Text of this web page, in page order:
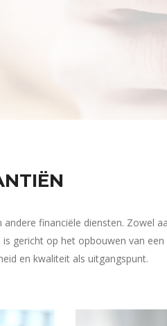
financiële diensten. Zowel
gericht op het opbouwen van
en kwaliteit als uitgangspunt.